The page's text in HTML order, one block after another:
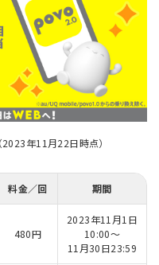
年11月22日時点）
料金／回 期間
480円
2023年11月1日
10:00～
11月30日23:59